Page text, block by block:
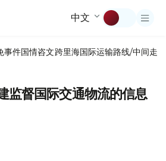
中文
事件国情咨文跨里海国际运输路线/中间走廊
监督国际交通物流的信息